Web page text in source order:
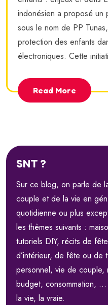
indonésien a proposé un
sous le nom de PP
protection des enfants
électroniques. Cette
Read More
SNT ?
Sur ce blog, on parle de
couple et de la vie en
quotidienne ou plus
les thèmes suivants :
tutoriels DIY, récits de
d’intérieur, de fête ou de
personnel, vie de couple,
budget, consommation,
la vie, la vraie.